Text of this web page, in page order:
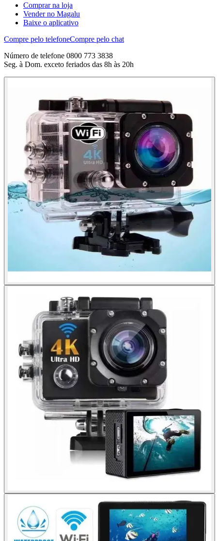
Comprar na loja
Vender no Magalu
Baixe o aplicativo
Compre pelo telefoneCompre pelo chat
Número de telefone 0800 773 3838
Seg. à Dom. exceto feriados das 8h às 20h